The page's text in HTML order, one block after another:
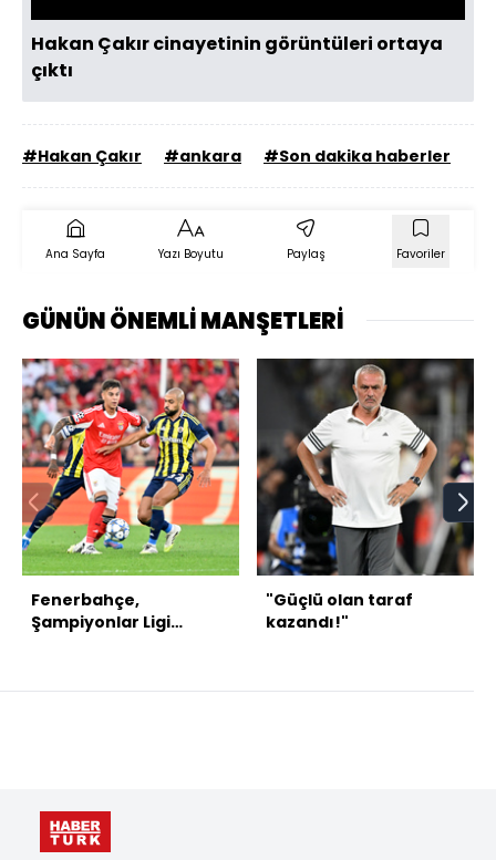
Hakan Çakır cinayetinin görüntüleri ortaya
çıktı
#Hakan Çakır #ankara #Son dakika haberler
Ana Sayfa Yazı Boyutu Paylaş Favoriler
GÜNÜN ÖNEMLİ MANŞETLERİ
Fenerbahçe,
Şampiyonlar Ligi
"Güçlü olan taraf
kazandı!"